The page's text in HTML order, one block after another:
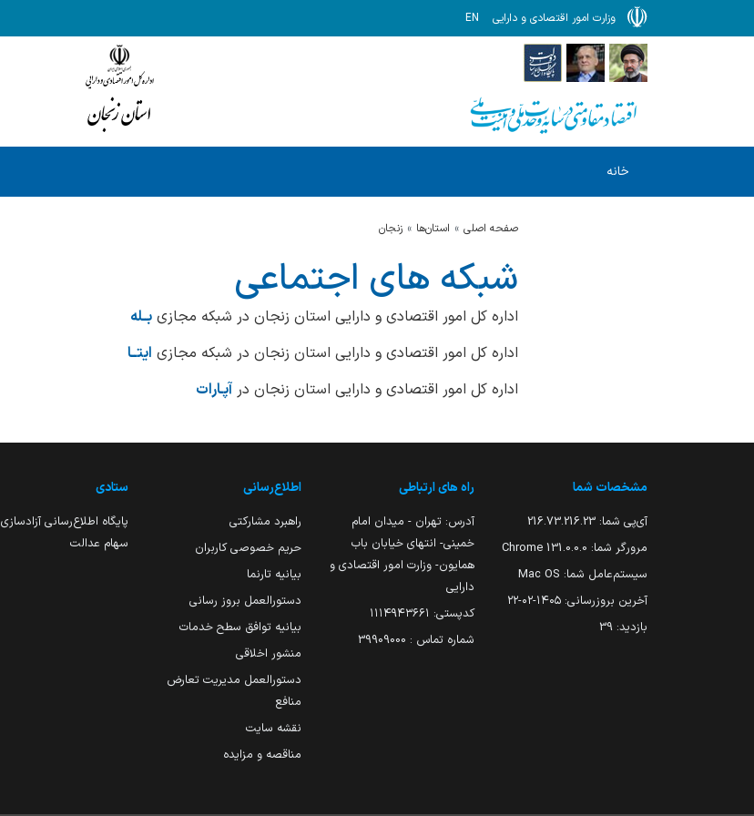
وزارت امور اقتصادی و دارایی EN
خانه
صفحه اصلی استان‌ها زنجان
شبکه های اجتماعی
اداره کل امور اقتصادی و دارایی استان زنجان در شبکه مجازیبــله
اداره کل امور اقتصادی و دارایی استان زنجان در شبکه مجازی ایتــا
اداره کل امور اقتصادی و دارایی استان زنجان درآپـارات
مشخصات شما
آی‌پی شما: 216.73.216.23
مرورگر شما: 131.0.0.0 Chrome
سیستم‌عامل شما: Mac OS
آخرین بروزرسانی: ۱۴۰۵-۰۲-۲۲
بازدید: 39
راه های ارتباطی
آدرس: تهران - میدان امام
خمینی- انتهای خیابان باب
همایون- وزارت امور اقتصادی و
دارایی
کدپستی: ۱۱۱۴۹۴۳۶۶۱
شماره تماس : 39909000
اطلاع‌رسانی
راهبرد مشارکتی
حریم خصوصی کاربران
بیانیه تارنما
دستورالعمل بروز رسانی
بیانیه توافق سطح خدمات
منشور اخلاقی
دستورالعمل مدیریت تعارض
منافع
نقشه سایت
مناقصه و مزایده
ستادی
پایگاه اطلاع‌رسانی آزادسازی
سهام عدالت